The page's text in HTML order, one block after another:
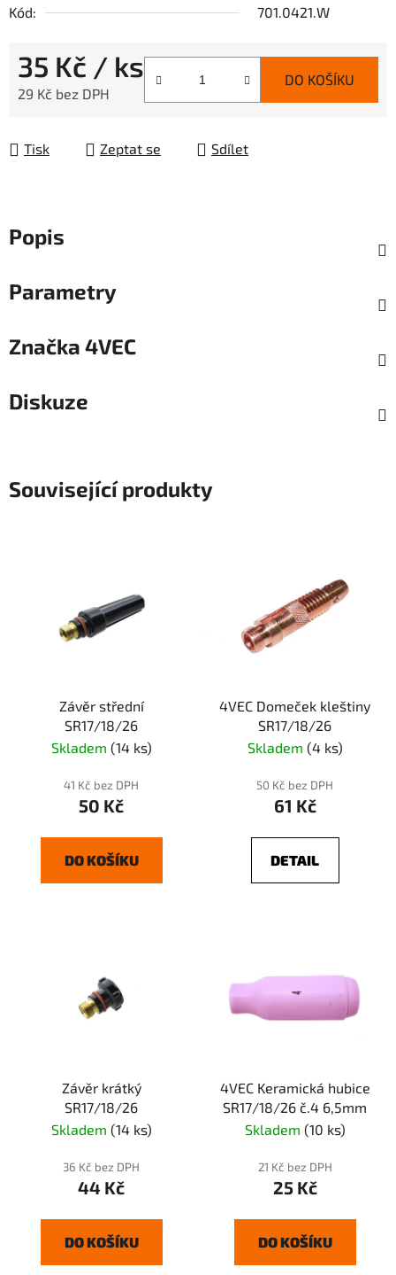
Kód:
701.0421.W
35 Kč / ks
29 Kč bez DPH
DO KOŠÍKU
Tisk Zeptat se Sdílet
Popis
Parametry
Značka 4VEC
Diskuze
Související produkty
Závěr střední
SR17/18/26
Skladem (14 ks)
41 Kč bez DPH
50 Kč
DO KOŠÍKU
4VEC Domeček kleštiny
SR17/18/26
Skladem (4 ks)
50 Kč bez DPH
61 Kč
DETAIL
Závěr krátký
SR17/18/26
Skladem (14 ks)
36 Kč bez DPH
44 Kč
DO KOŠÍKU
4VEC Keramická hubice
SR17/18/26 č.4 6,5mm
Skladem (10 ks)
21 Kč bez DPH
25 Kč
DO KOŠÍKU